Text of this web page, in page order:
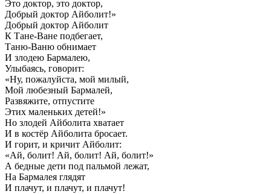
Это доктор, это доктор,
Добрый доктор Айболит!»
Добрый доктор Айболит
К Тане-Ване подбегает,
Таню-Ваню обнимает
И злодею Бармалею,
Улыбаясь, говорит:
«Ну, пожалуйста, мой милый,
Мой любезный Бармалей,
Развяжите, отпустите
Этих маленьких детей!»
Но злодей Айболита хватает
И в костёр Айболита бросает.
И горит, и кричит Айболит:
«Ай, болит! Ай, болит! Ай, болит!»
А бедные дети под пальмой лежат,
На Бармалея глядят
И плачут, и плачут, и плачут!